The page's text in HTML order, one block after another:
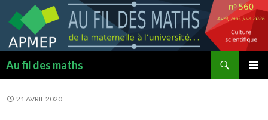
Au fil des maths
CONTENU
21 AVRIL 2020